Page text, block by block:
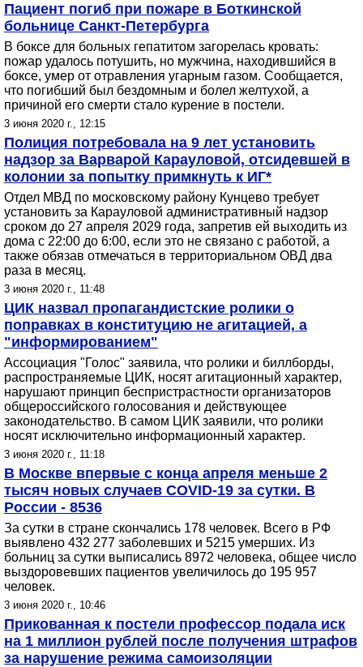
Пациент погиб при пожаре в Боткинской
больнице Санкт-Петербурга
В боксе для больных гепатитом загорелась кровать:
пожар удалось потушить, но мужчина, находившийся в
боксе, умер от отравления угарным газом. Сообщается,
что погибший был бездомным и болел желтухой, а
причиной его смерти стало курение в постели.
3 июня 2020 г., 12:15
Полиция потребовала на 9 лет установить
надзор за Варварой Карауловой, отсидевшей в
колонии за попытку примкнуть к ИГ*
Отдел МВД по московскому району Кунцево требует
установить за Карауловой административный надзор
сроком до 27 апреля 2029 года, запретив ей выходить из
дома с 22:00 до 6:00, если это не связано с работой, а
также обязав отмечаться в территориальном ОВД два
раза в месяц.
3 июня 2020 г., 11:48
ЦИК назвал пропагандистские ролики о
поправках в конституцию не агитацией, а
"информированием"
Ассоциация "Голос" заявила, что ролики и биллборды,
распространяемые ЦИК, носят агитационный характер,
нарушают принцип беспристрастности организаторов
общероссийского голосования и действующее
законодательство. В самом ЦИК заявили, что ролики
носят исключительно информационный характер.
3 июня 2020 г., 11:18
В Москве впервые с конца апреля меньше 2
тысяч новых случаев COVID-19 за сутки. В
России - 8536
За сутки в стране скончались 178 человек. Всего в РФ
выявлено 432 277 заболевших и 5215 умерших. Из
больниц за сутки выписались 8972 человека, общее число
выздоровевших пациентов увеличилось до 195 957
человек.
3 июня 2020 г., 10:46
Прикованная к постели профессор подала иск
на 1 миллион рублей после получения штрафов
за нарушение режима самоизоляции